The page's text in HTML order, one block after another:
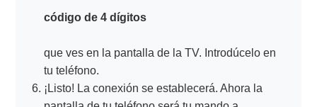
código de 4 dígitos
que ves en la pantalla de la TV. Introdúcelo en
tu teléfono.
¡Listo! La conexión se establecerá. Ahora la